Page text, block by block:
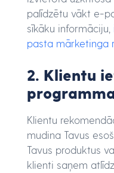
palīdzētu vākt e-
sīkāku informāciju,
pasta mārketinga
2. Klientu
Klientu
mudina Tavus
Tavus produktus
klienti saņem